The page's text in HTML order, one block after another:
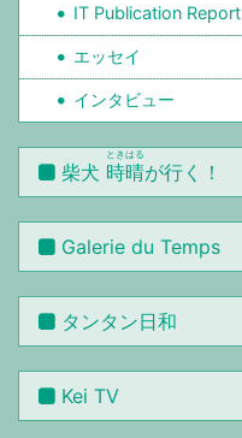
IT Publication Report
エッセイ
インタビュー
柴犬 時晴
ときはる
が行く！
Galerie du Temps
タンタン日和
Kei TV